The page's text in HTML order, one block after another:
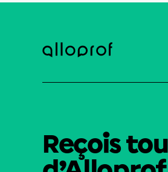
Reçois